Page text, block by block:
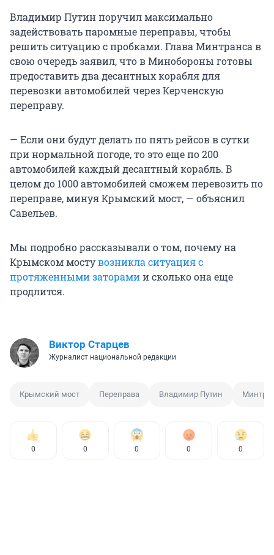
Владимир Путин поручил максимально
задействовать паромные переправы, чтобы
решить ситуацию с пробками. Глава Минтранса в
свою очередь заявил, что в Минобороны готовы
предоставить два десантных корабля для
перевозки автомобилей через Керченскую
переправу.
— Если они будут делать по пять рейсов в сутки
при нормальной погоде, то это еще по 200
автомобилей каждый десантный корабль. В
целом до 1000 автомобилей сможем перевозить по
переправе, минуя Крымский мост, — объяснил
Савельев.
Мы подробно рассказывали о том, почему на
Крымском мостувозникла ситуация с
протяженными заторамии сколько она еще
продлится.
Виктор Старцев
Журналист национальной редакции
Крымский мост Переправа Владимир Путин
0 0 0 0 0